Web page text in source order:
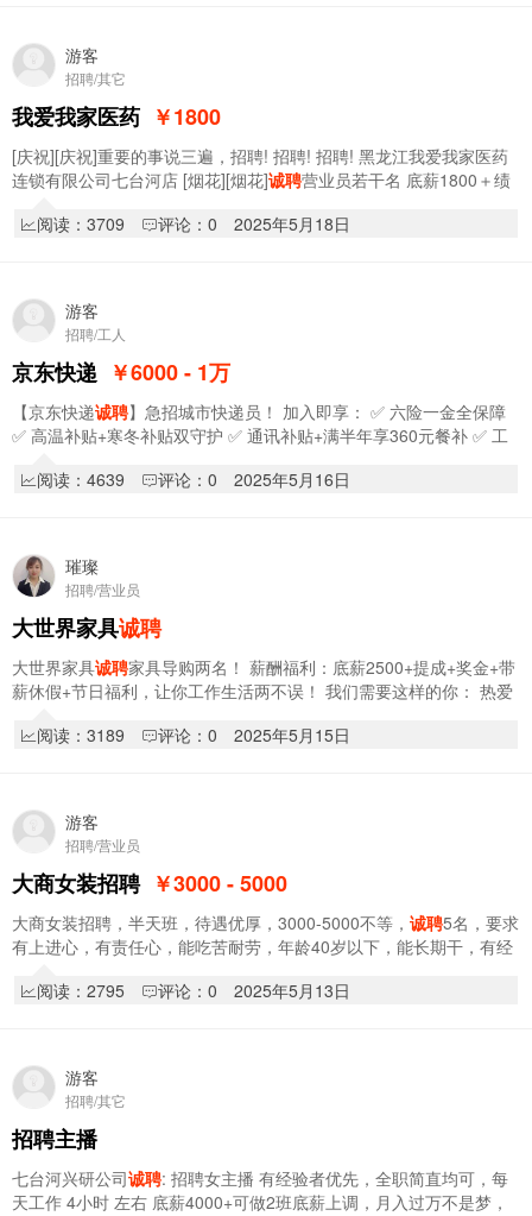
游客
招聘/其它
我爱我家医药 ￥1800
[庆祝][庆祝]重要的事说三遍，招聘! 招聘! 招聘! 黑龙江我爱我家医药
连锁有限公司七台河店 [烟花][烟花]诚聘营业员若干名 底薪1800＋绩
阅读：3709
评论：0 2025年5月18日
游客
招聘/工人
京东快递 ￥6000 - 1万
【京东快递诚聘】急招城市快递员！ 加入即享： ✅ 六险一金全保障
✅ 高温补贴+寒冬补贴双守护 ✅ 通讯补贴+满半年享360元餐补 ✅ 工
阅读：4639
评论：0 2025年5月16日
璀璨
招聘/营业员
大世界家具诚聘
大世界家具诚聘家具导购两名！ 薪酬福利：底薪2500+提成+奖金+带
薪休假+节日福利，让你工作生活两不误！ 我们需要这样的你： 热爱
阅读：3189
评论：0 2025年5月15日
游客
招聘/营业员
大商女装招聘 ￥3000 - 5000
大商女装招聘，半天班，待遇优厚，3000-5000不等， 诚聘5名，要求
有上进心，有责任心，能吃苦耐劳，年龄40岁以下，能长期干，有经
阅读：2795
评论：0 2025年5月13日
游客
招聘/其它
招聘主播
七台河兴研公司诚聘: 招聘女主播 有经验者优先，全职简直均可，每
天工作 4小时 左右 底薪4000+可做2班底薪上调，月入过万不是梦，